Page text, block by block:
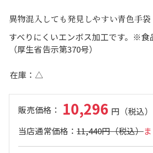
異物混入しても発見しやすい青色手袋
すべりにくいエンボス加工です。※食
（厚生省告示第370号）
在庫 △
10,296
11,440円